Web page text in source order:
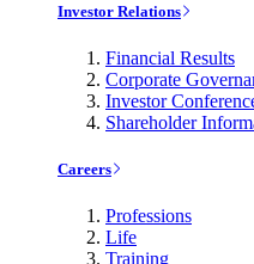
Investor Relations
Financial Results
Corporate
Investor
Shareholder
Careers
Professions
Life
Training